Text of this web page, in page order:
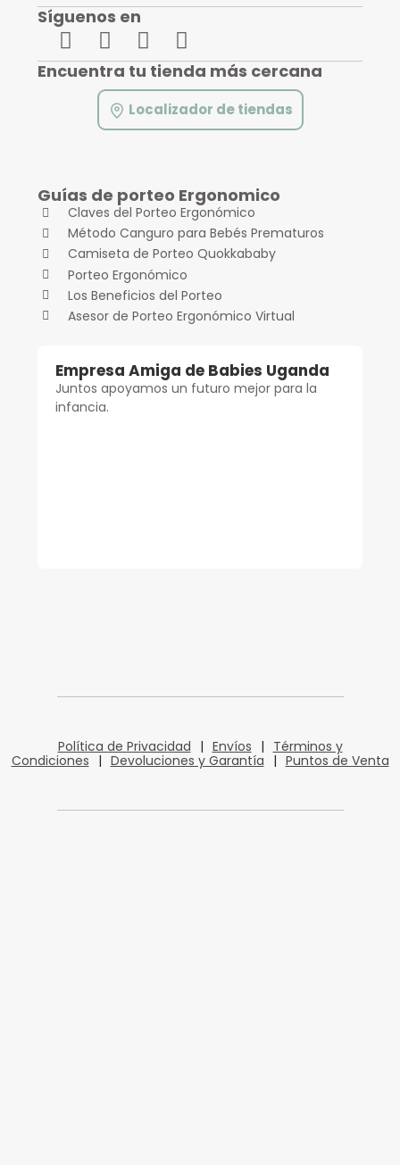
Síguenos en
Encuentra tu tienda más cercana
Localizador de tiendas
Guías de porteo Ergonomico
Claves del Porteo Ergonómico
Método Canguro para Bebés Prematuros
Camiseta de Porteo Quokkababy
Porteo Ergonómico
Los Beneficios del Porteo
Asesor de Porteo Ergonómico Virtual
Empresa Amiga de Babies Uganda
Juntos apoyamos un futuro mejor para la
infancia.
Política de Privacidad | Envíos | Términos y
Condiciones | Devoluciones y Garantía | Puntos de Venta